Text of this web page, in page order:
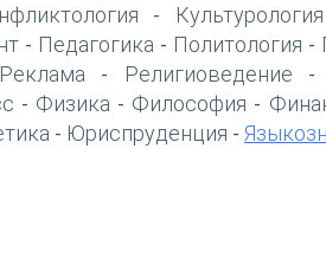
- Культурология
- Педагогика - Политология -
Реклама - Религиоведение -
- Физика - Философия -
- Юриспруденция -